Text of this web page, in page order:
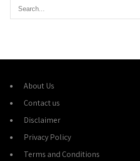
About Us
Contact us
Disclaimer
Privacy Policy
Terms and Conditions